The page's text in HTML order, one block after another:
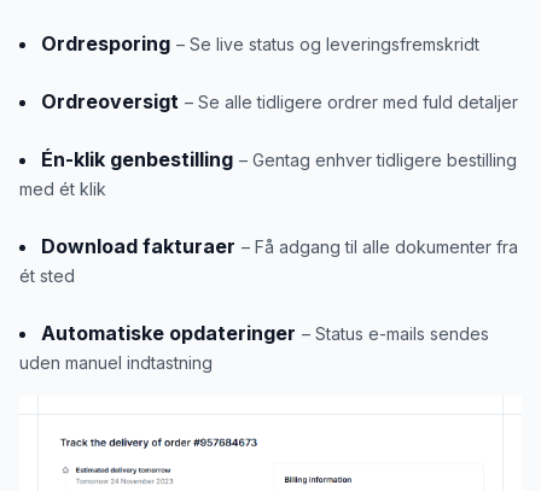
Ordresporing – Se live status og leveringsfremskridt
Ordreoversigt – Se alle tidligere ordrer med fuld detaljer
Én-klik genbestilling – Gentag enhver tidligere bestilling
med ét klik
Download fakturaer – Få adgang til alle dokumenter fra
ét sted
Automatiske opdateringer – Status e-mails sendes
uden manuel indtastning